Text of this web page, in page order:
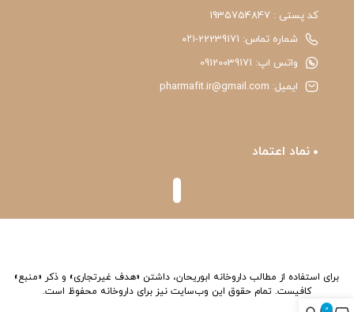
کد پستی : 1935754847
شماره تماس: 22239171-۰۲۱
واتس اپ: 09120039171
ایمیل: pharmafit.ir@gmail.com
نماد اعتماد
برای استفاده از مطالب داروخانه ابوریحان، داشتن «هدف غیرتجاری» و ذکر «منبع»
کافیست. تمام حقوق اين وب‌سايت نیز برای داروخانه محفوظ است.
0